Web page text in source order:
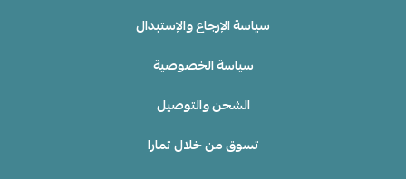
سياسة الإرجاع والإستبدال
سياسة الخصوصية
الشحن والتوصيل
تسوق من خلال تمارا